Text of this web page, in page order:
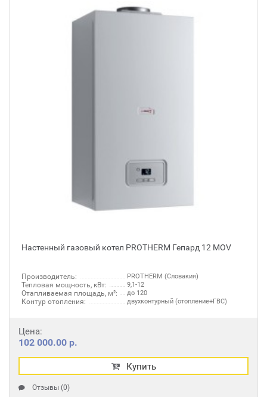
Настенный газовый котел PROTHERM Гепард 12 MOV
Производитель: PROTHERM (Словакия)
Тепловая мощность, кВт: 9,1-12
Отапливаемая площадь, м²: до 120
Контур отопления: двухконтурный (отопление+ГВС)
Цена:
102 000.00 р.
Купить
Отзывы (0)